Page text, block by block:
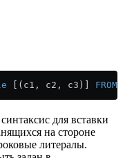
[(c1, c2, c3)] FROM
для вставки
на стороне
литералы.